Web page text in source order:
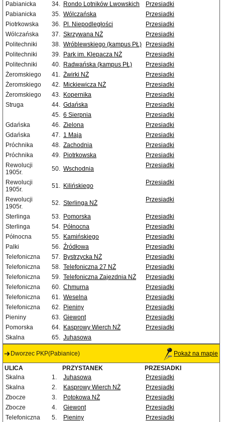
Pabianicka
34. Rondo Lotników Lwowskich
Przesiadki
Pabianicka
35. Wólczańska
Przesiadki
Piotrkowska
36. Pl. Niepodległości
Przesiadki
Wólczańska
37. Skrzywana NŻ
Przesiadki
Politechniki
38. Wróblewskiego (kampus PŁ)
Przesiadki
Politechniki
39. Park im. Klepacza NŻ
Przesiadki
Politechniki
40. Radwańska (kampus PŁ)
Przesiadki
Żeromskiego
41. Żwirki NŻ
Przesiadki
Żeromskiego
42. Mickiewicza NŻ
Przesiadki
Żeromskiego
43. Kopernika
Przesiadki
Struga
44. Gdańska
Przesiadki
45. 6 Sierpnia
Przesiadki
Gdańska
46. Zielona
Przesiadki
Gdańska
47. 1 Maja
Przesiadki
Próchnika
48. Zachodnia
Przesiadki
Próchnika
49. Piotrkowska
Przesiadki
Rewolucji
1905r.
50. Wschodnia Przesiadki
Rewolucji
1905r.
51. Kilińskiego Przesiadki
Rewolucji
1905r.
52. Sterlinga NŻ Przesiadki
Sterlinga 53. Pomorska
Przesiadki
Sterlinga
54. Północna
Przesiadki
Północna
55. Kamińskiego
Przesiadki
Palki
56. Źródłowa
Przesiadki
Telefoniczna
57. Bystrzycka NŻ
Przesiadki
Telefoniczna
58. Telefoniczna 27 NŻ
Przesiadki
Telefoniczna
59. Telefoniczna Zajezdnia NŻ
Przesiadki
Telefoniczna
60. Chmurna
Przesiadki
Telefoniczna
61. Weselna
Przesiadki
Telefoniczna
62. Pieniny
Przesiadki
Pieniny
63. Giewont
Przesiadki
Pomorska
64. Kasprowy Wierch NŻ
Przesiadki
Skalna
65. Juhasowa
Dworzec PKP(Pabianice) Pokaż na mapie
ULICA PRZYSTANEK
PRZESIADKI
Skalna
1. Juhasowa
Przesiadki
Skalna
2. Kasprowy Wierch NŻ
Przesiadki
Zbocze
3. Potokowa NŻ
Przesiadki
Zbocze
4. Giewont
Przesiadki
Telefoniczna
5. Pieniny
Przesiadki